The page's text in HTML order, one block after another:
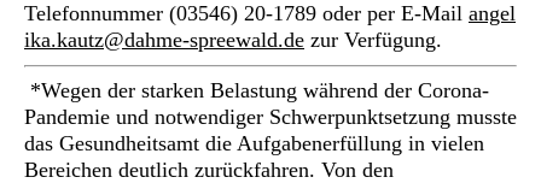
Telefonnummer (03546) 20-1789 oder per E-Mail angel
ika.kautz@dahme-spreewald.de zur Verfügung.
*Wegen der starken Belastung während der Corona-
Pandemie und notwendiger Schwerpunktsetzung musste
das Gesundheitsamt die Aufgabenerfüllung in vielen
Bereichen deutlich zurückfahren. Von den